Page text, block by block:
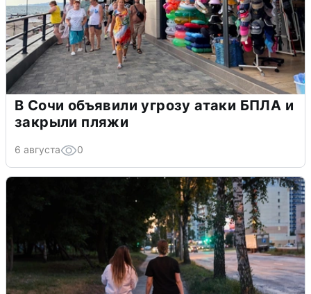
В Сочи объявили угрозу атаки БПЛА и
закрыли пляжи
6 августа 0